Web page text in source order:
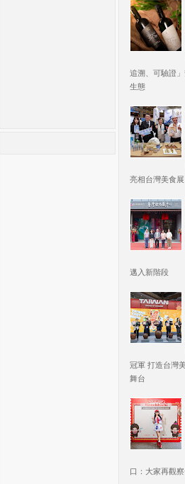
追溯、可驗證
生態
亮相台灣美食展
邁入新階段
冠軍 打造台灣
舞台
口：大家再觀